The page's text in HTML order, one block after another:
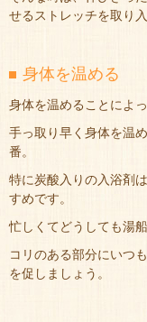
せるストレッチを取り
身体を温める
身体を温めることによ
手っ取り早く身体を温
番。
特に炭酸入りの入浴剤
すめです。
忙しくてどうしても湯
コリのある部分にいつ
を促しましょう。